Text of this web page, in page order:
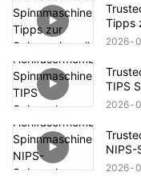
Tipps
(17)
2026
TIPS
2026
NIPS-
2026